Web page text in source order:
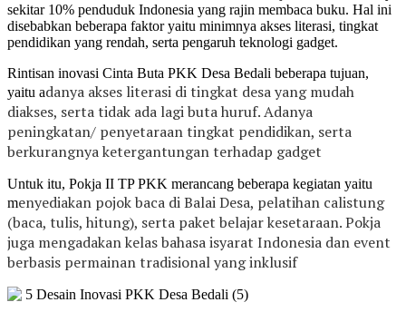
sekitar 10% penduduk Indonesia yang rajin membaca buku. Hal ini
disebabkan beberapa faktor yaitu minimnya akses literasi, tingkat
pendidikan yang rendah, serta pengaruh teknologi gadget.
Rintisan inovasi Cinta Buta PKK Desa Bedali beberapa tujuan,
yaitu adanya akses literasi di tingkat desa yang mudah
diakses, serta tidak ada lagi buta huruf.Adanya
peningkatan/ penyetaraan tingkat pendidikan, serta
berkurangnya ketergantungan terhadap gadget
Untuk itu, Pokja II TP PKK merancang beberapa kegiatan yaitu
menyediakan pojok baca di Balai Desa, pelatihan calistung
(baca, tulis, hitung), serta paket belajar kesetaraan. Pokja
juga mengadakan kelas bahasa isyarat Indonesia dan event
berbasis permainan tradisional yang inklusif